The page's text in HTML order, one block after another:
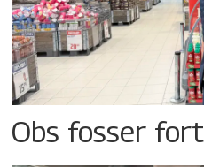
Obs fosser